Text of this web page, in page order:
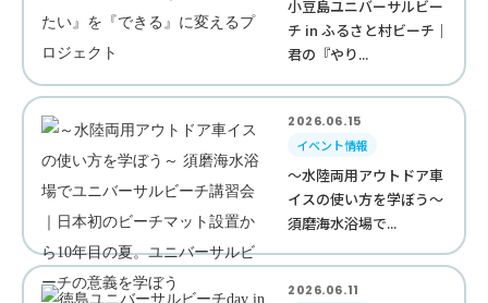
小豆島ユニバーサルビー
チ in ふるさと村ビーチ｜
君の『やり...
2026.06.15
イベント情報
～水陸両用アウトドア車
イスの使い方を学ぼう～
須磨海水浴場で...
2026.06.11